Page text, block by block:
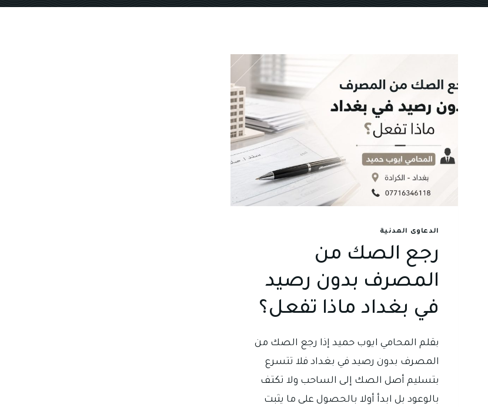
الدعاوى المدنية
رجع الصك من
المصرف بدون رصيد
في بغداد ماذا تفعل؟
بقلم المحامي ايوب حميد إذا رجع الصك من
المصرف بدون رصيد في بغداد فلا تتسرع
بتسليم أصل الصك إلى الساحب ولا تكتف
بالوعود بل ابدأ أولا بالحصول على ما يثبت